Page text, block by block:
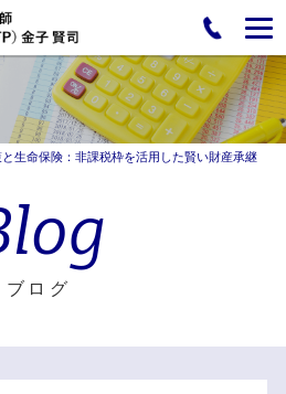
生命保険：非課税枠を活用した賢い財産承継
Blog
ブログ